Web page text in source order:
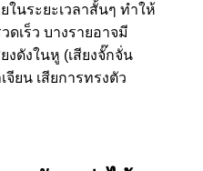
ในระยะเวลาสั้นๆ ทำให้
ดเร็ว บางรายอาจมี
งดังในหู (เสียงจั๊กจั่น
จียน เสียการทรงตัว